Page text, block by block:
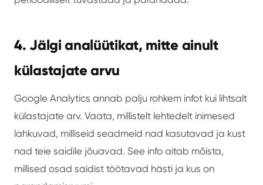
4. Jälgi analüütikat, mitte ainult
külastajate arvu
Google Analytics annab palju rohkem infot kui lihtsalt
külastajate arv. Vaata, millistelt lehtedelt inimesed
lahkuvad, milliseid seadmeid nad kasutavad ja kust
nad teie saidile jõuavad. See info aitab mõista,
millised osad saidist töötavad hästi ja kus on